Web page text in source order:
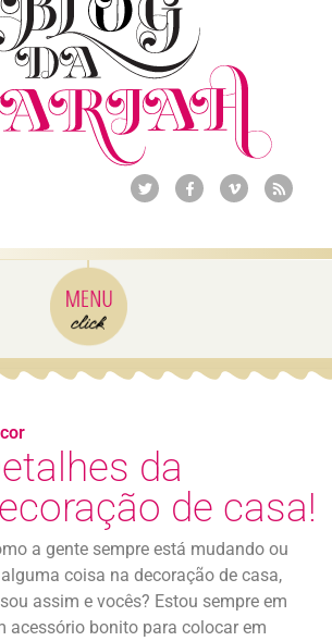
da
de casa!
a gente sempre está mudando ou
coisa na decoração de casa,
assim e vocês? Estou sempre em
acessório bonito para colocar em